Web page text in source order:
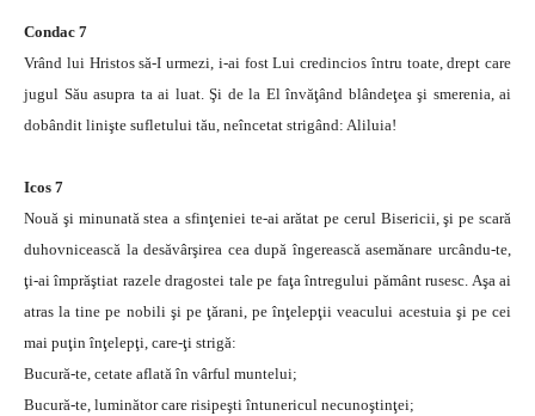
Condac 7
Vrând lui Hristos să-I urmezi, i-ai fost Lui credincios întru toate, drept care
jugul Său asupra ta ai luat. Şi de la El învăţând blândeţea şi smerenia, ai
dobândit linişte sufletului tău, neîncetat strigând: Aliluia!
Icos 7
Nouă şi minunată stea a sfinţeniei te-ai arătat pe cerul Bisericii, şi pe scară
duhovnicească la desăvârşirea cea după îngerească asemănare urcându-te,
ţi-ai împrăştiat razele dragostei tale pe faţa întregului pământ rusesc. Aşa ai
atras la tine pe nobili şi pe ţărani, pe înţelepţii veacului acestuia şi pe cei
mai puţin înţelepţi, care-ţi strigă:
Bucură-te, cetate aflată în vârful muntelui;
Bucură-te, luminător care risipeşti întunericul necunoştinţei;